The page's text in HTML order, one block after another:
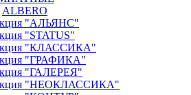
ALBERO
"АЛЬЯНС"
"STATUS"
"КЛАССИКА"
"ГРАФИКА"
"ГАЛЕРЕЯ"
"НЕОКЛАССИКА"